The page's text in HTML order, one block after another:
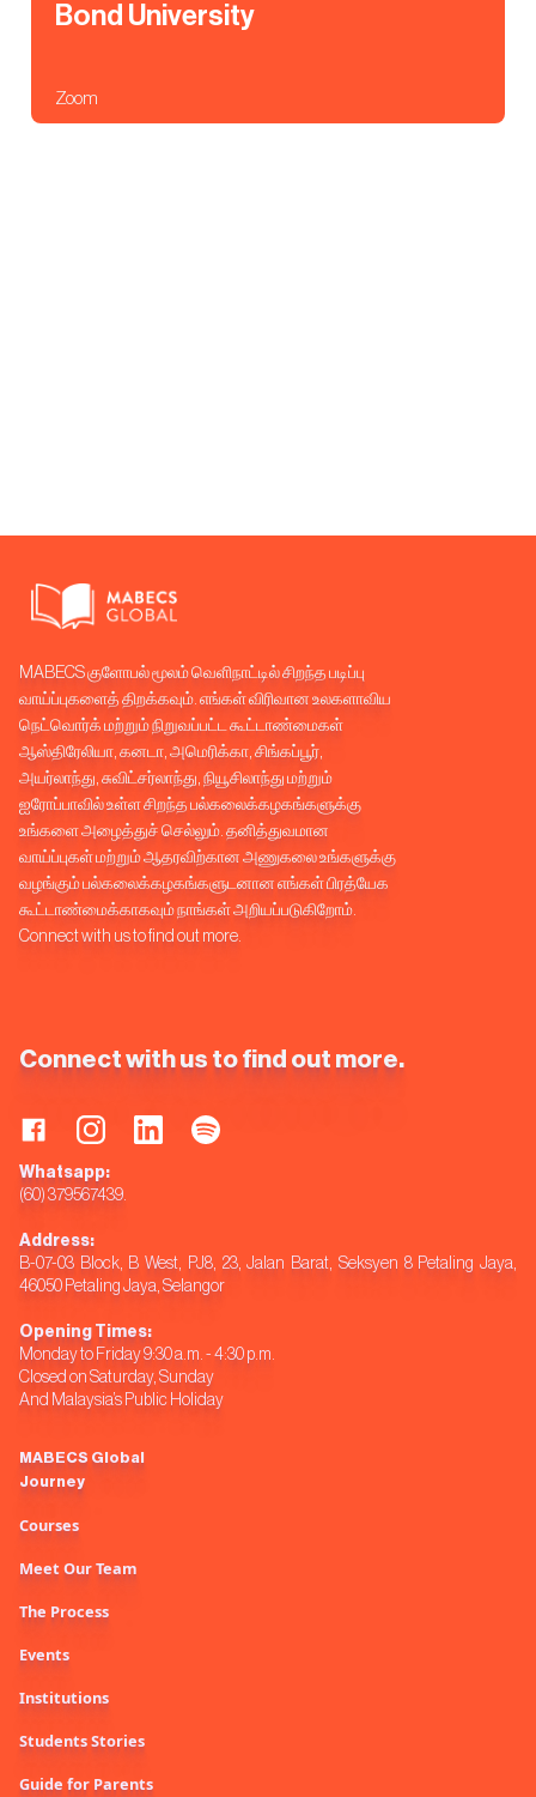
Bond University
Zoom
MABECS குளோபல் மூலம் வெளிநாட்டில் சிறந்த படிப்பு
வாய்ப்புகளைத் திறக்கவும். எங்கள் விரிவான உலகளாவிய
நெட்வொர்க் மற்றும் நிறுவப்பட்ட கூட்டாண்மைகள்
ஆஸ்திரேலியா, கனடா, அமெரிக்கா, சிங்கப்பூர்,
அயர்லாந்து, சுவிட்சர்லாந்து, நியூசிலாந்து மற்றும்
ஐரோப்பாவில் உள்ள சிறந்த பல்கலைக்கழகங்களுக்கு
உங்களை அழைத்துச் செல்லும். தனித்துவமான
வாய்ப்புகள் மற்றும் ஆதரவிற்கான அணுகலை உங்களுக்கு
வழங்கும் பல்கலைக்கழகங்களுடனான எங்கள் பிரத்யேக
கூட்டாண்மைக்காகவும் நாங்கள் அறியப்படுகிறோம்.
Connect with us to find out more.
Connect with us to find out more.
Whatsapp:
(60) 379567439.
Address:
B-07-03 Block, B West, PJ8, 23, Jalan Barat, Seksyen 8 Petaling Jaya,
46050 Petaling Jaya, Selangor
Opening Times:
Monday to Friday 9:30 a.m. - 4:30 p.m.
Closed on Saturday, Sunday
And Malaysia’s Public Holiday
MABECS Global
Journey
Courses
Meet Our Team
The Process
Events
Institutions
Students Stories
Guide for Parents